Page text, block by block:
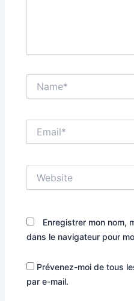
Enregistrer mon nom,
dans le navigateur pour
Prévenez-moi de tous
par e-mail.